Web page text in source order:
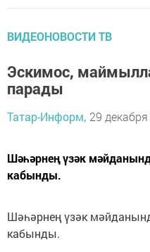
ВИДЕОНОВОСТИ ТВ
Эскимос,
парады
Татар-Информ, 29
Шәһәрнең үзәк
кабынды.
Шәһәрнең үзәк
кабынды.